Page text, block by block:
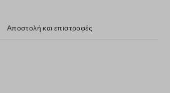
Αποστολή και επιστροφές